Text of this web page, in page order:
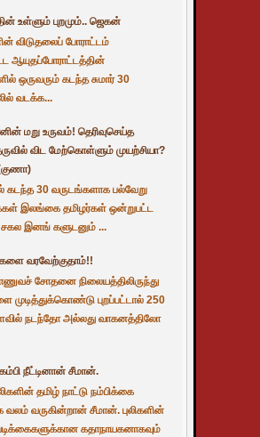
உள்ளும் புறமும்.. ஜெகன்
விடுதலைப் போராட்டம்
ஆயுதப்போராட்டத்தின்
ஒருவரும் கடந்த சுமார் 30
வடக்க...
மறு உருவம்! தெரிவுசெய்த
விட மேற்கொள்ளும் முயற்சியா?
கடந்த 30 வருடங்களாக பல்வேறு
இலங்கை தமிழர்கள் ஒன்றுபட்ட
இனங் களுடனும் ...
வரவேற்குதாம்!!
சோதனை நிலையத்திலிருந்து
புறப்பட்டால் 250
நடந்தோ அல்லது வாகனத்திலோ
நீட்டினான் சீமான்.
தமிழ் நாட்டு நம்பிக்கை
வலம் வருகின்றான் சீமான். புலிகளின்
கதாநாயகனாகவும்